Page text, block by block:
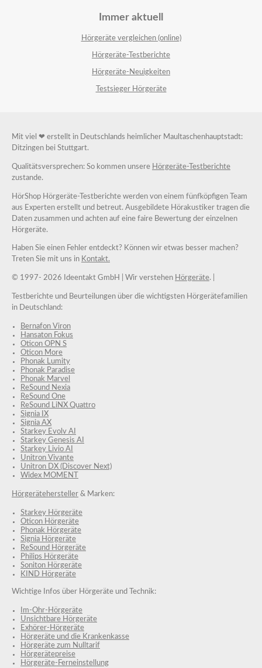
Immer aktuell
Hörgeräte vergleichen (online)
Hörgeräte-Testberichte
Hörgeräte-Neuigkeiten
Testsieger Hörgeräte
Mit viel ❤ erstellt in Deutschlands heimlicher Maultaschenhauptstadt:
Ditzingen bei Stuttgart.
Qualitätsversprechen: So kommen unsere Hörgeräte-Testberichte
zustande.
HörShop Hörgeräte-Testberichte werden von einem fünfköpfigen Team
aus Experten erstellt und betreut. Ausgebildete Hörakustiker tragen die
Daten zusammen und achten auf eine faire Bewertung der einzelnen
Hörgeräte.
Haben Sie einen Fehler entdeckt? Können wir etwas besser machen?
Treten Sie mit uns in Kontakt.
© 1997- 2026 Ideentakt GmbH | Wir verstehen Hörgeräte. |
Testberichte und Beurteilungen über die wichtigsten Hörgerätefamilien
in Deutschland:
Bernafon Viron
Hansaton Fokus
Oticon OPN S
Oticon More
Phonak Lumity
Phonak Paradise
Phonak Marvel
ReSound Nexia
ReSound One
ReSound LiNX Quattro
Signia IX
Signia AX
Starkey Evolv AI
Starkey Genesis AI
Starkey Livio AI
Unitron Vivante
Unitron DX (Discover Next)
Widex MOMENT
Hörgerätehersteller & Marken:
Starkey Hörgeräte
Oticon Hörgeräte
Phonak Hörgeräte
Signia Hörgeräte
ReSound Hörgeräte
Philips Hörgeräte
Soniton Hörgeräte
KIND Hörgeräte
Wichtige Infos über Hörgeräte und Technik:
Im-Ohr-Hörgeräte
Unsichtbare Hörgeräte
Exhörer-Hörgeräte
Hörgeräte und die Krankenkasse
Hörgeräte zum Nulltarif
Hörgerätepreise
Hörgeräte-Ferneinstellung